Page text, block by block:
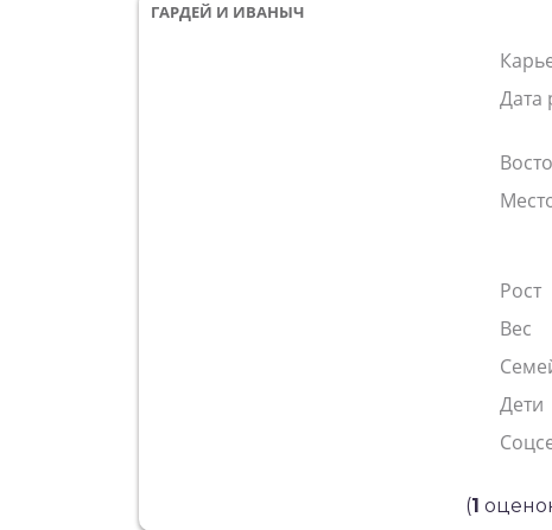
ГАРДЕЙ И ИВАНЫЧ
Дата
Рост
Вес
Дети
(1